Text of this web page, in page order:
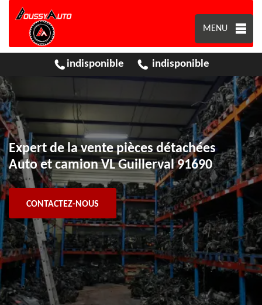
MENU
indisponible indisponible
Expert de la vente pièces détachées
Auto et camion VL Guillerval 91690
CONTACTEZ-NOUS